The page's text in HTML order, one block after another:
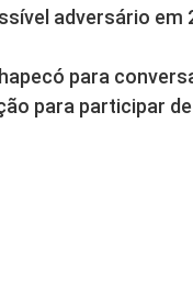
adversário em
para
para participar